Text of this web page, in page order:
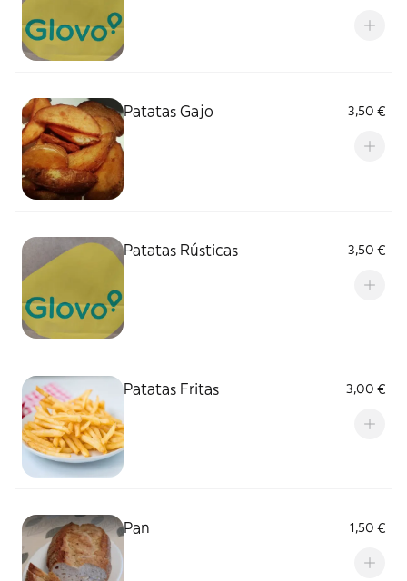
Patatas Gajo 3,50 €
Patatas Rústicas 3,50 €
Patatas Fritas 3,00 €
Pan 1,50 €